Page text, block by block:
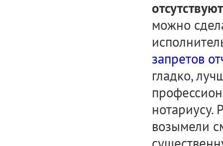
можно
запретов
гладко,
нотариусу.
возымели